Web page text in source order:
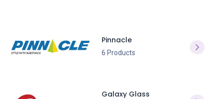
Pinnacle
6 Products
Galaxy Glass